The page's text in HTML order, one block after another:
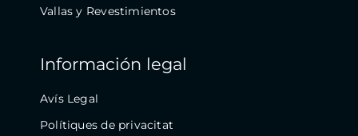
Vallas y Revestimientos
Información legal
Avís Legal
Polítiques de privacitat